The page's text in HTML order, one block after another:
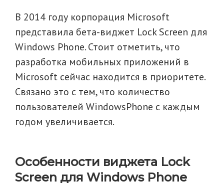
В 2014 году корпорация Microsoft
представила бета-виджет Lock Screen для
Windows Phone. Стоит отметить, что
разработка мобильных приложений в
Microsoft сейчас находится в приоритете.
Связано это с тем, что количество
пользователей WindowsPhone с каждым
годом увеличивается.
Особенности виджета Lock
Screen для Windows Phone